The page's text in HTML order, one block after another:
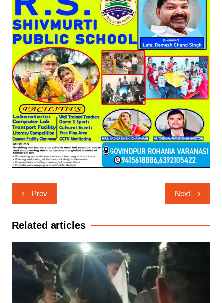
Post
navigation
Prev Next
Related articles